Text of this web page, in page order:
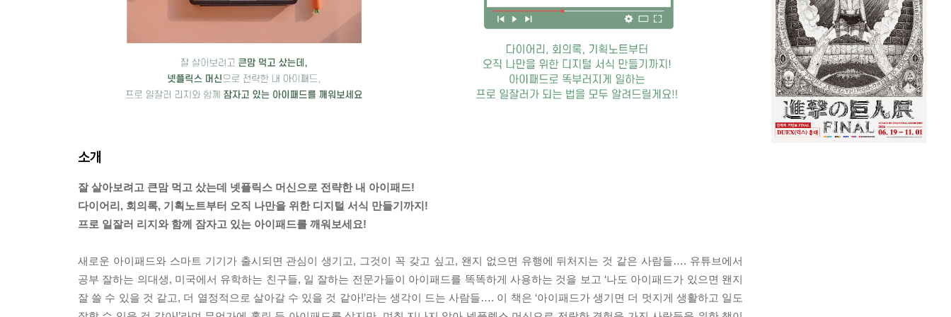
소개
잘 살아보려고 큰맘 먹고 샀는데 넷플릭스 머신으로 전략한 내 아이패드!
다이어리, 회의록, 기획노트부터 오직 나만을 위한 디지털 서식 만들기까지!
프로 일잘러 리지와 함께 잠자고 있는 아이패드를 깨워보세요!
새로운 아이패드와 스마트 기기가 출시되면 관심이 생기고, 그것이 꼭 갖고 싶고, 왠지 없으면 유행에 뒤처지는 것 같은 사람들…. 유튜브에서
공부 잘하는 의대생, 미국에서 유학하는 친구들, 일 잘하는 전문가들이 아이패드를 똑똑하게 사용하는 것을 보고 ‘나도 아이패드가 있으면 왠지
잘 쓸 수 있을 것 같고, 더 열정적으로 살아갈 수 있을 것 같아!’라는 생각이 드는 사람들…. 이 책은 ‘아이패드가 생기면 더 멋지게 생활하고 일도